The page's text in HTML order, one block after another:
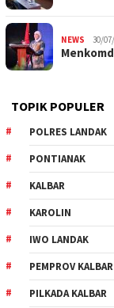
NEWS 30/
TOPIK POPULER
POLRES LANDAK
PONTIANAK
KALBAR
KAROLIN
IWO LANDAK
PEMPROV KALBAR
PILKADA KALBAR